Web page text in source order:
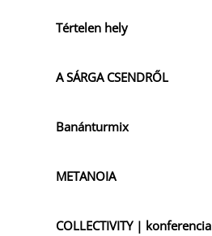
Tértelen hely
A SÁRGA CSENDRŐL
Banánturmix
METANOIA
COLLECTIVITY | konferencia